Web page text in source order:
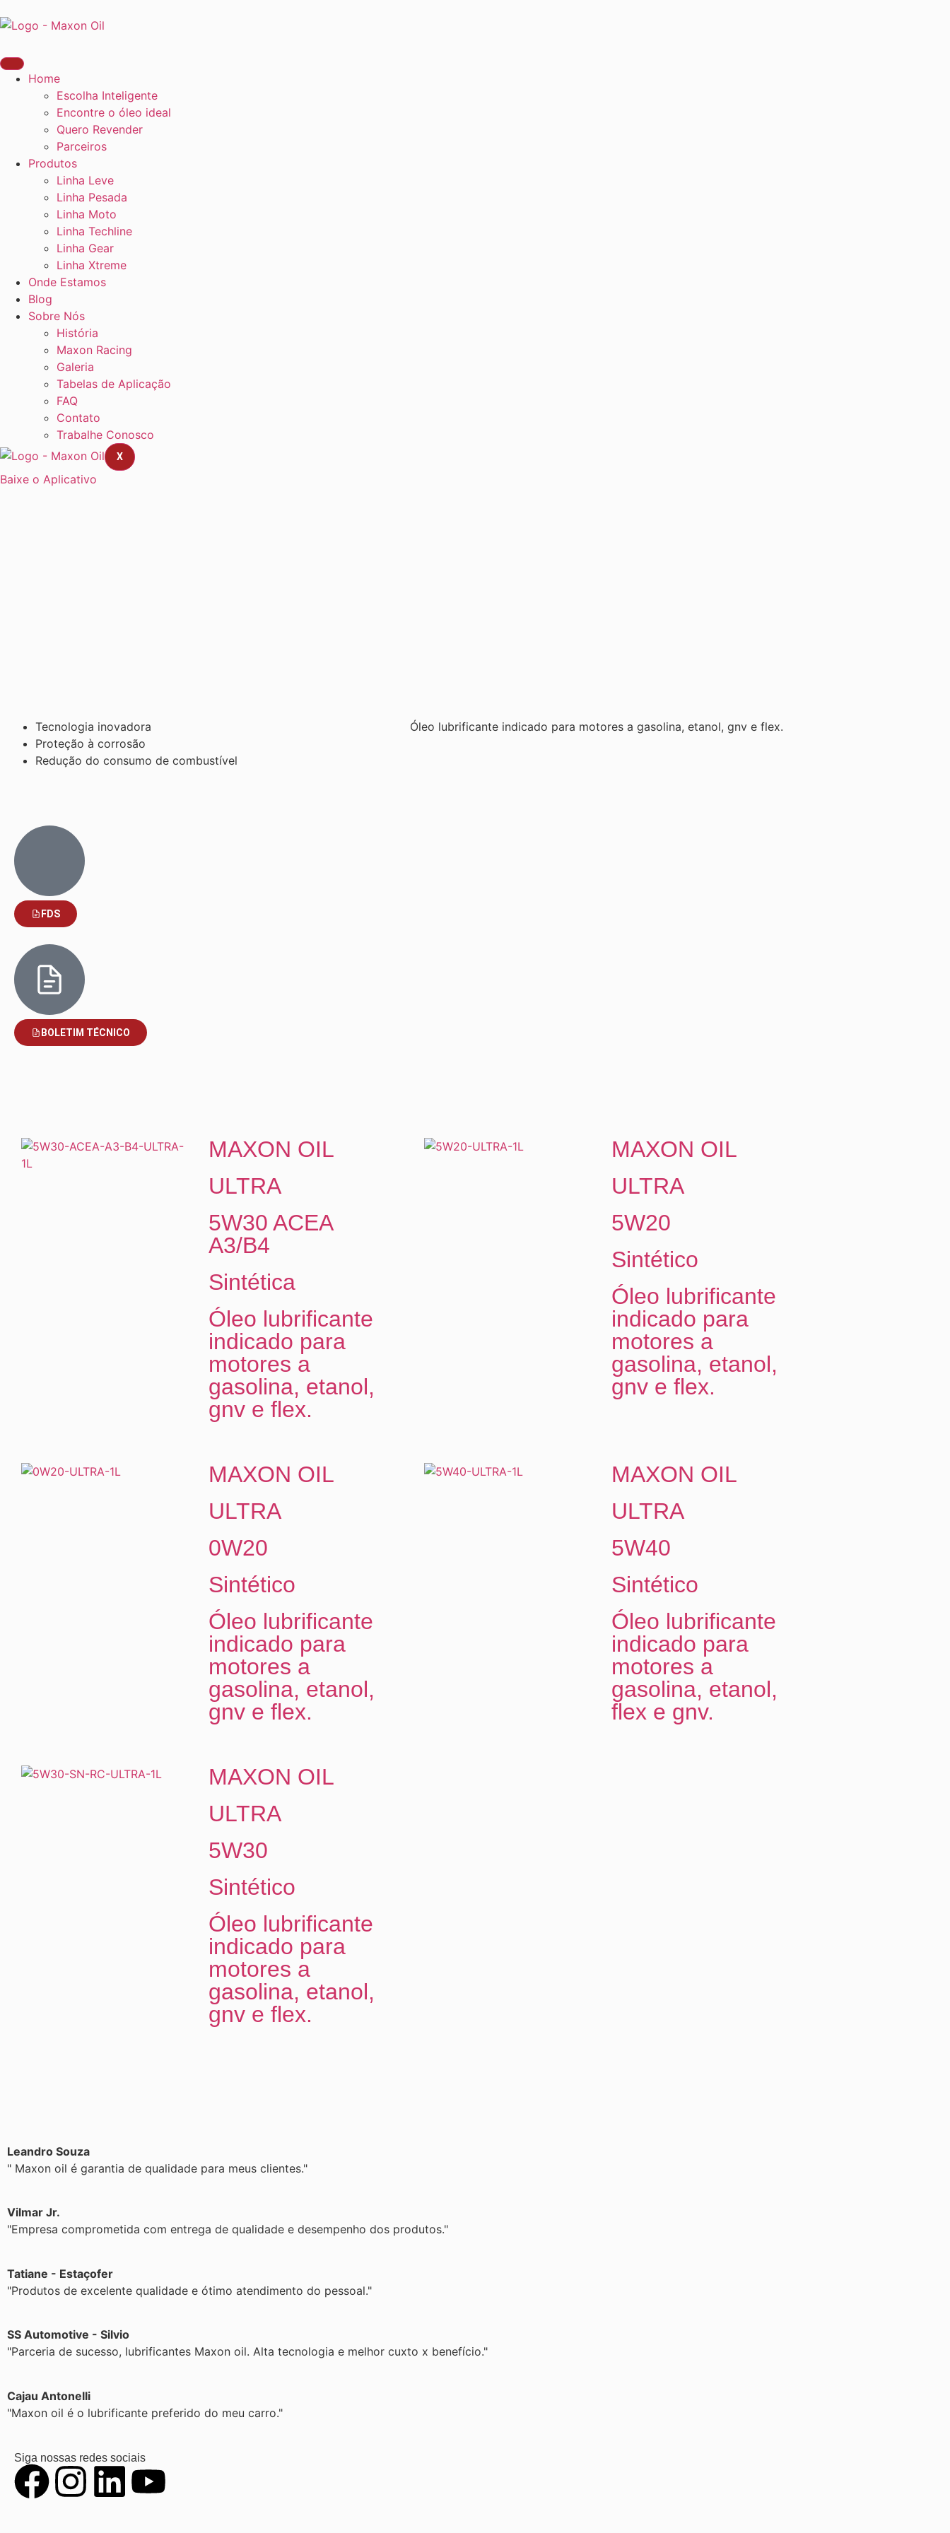
Home
Escolha Inteligente
Encontre o óleo ideal
Quero Revender
Parceiros
Produtos
Linha Leve
Linha Pesada
Linha Moto
Linha Techline
Linha Gear
Linha Xtreme
Onde Estamos
Blog
Sobre Nós
História
Maxon Racing
Galeria
Tabelas de Aplicação
FAQ
Contato
Trabalhe Conosco
X
Baixe o Aplicativo
Tecnologia inovadora
Proteção à corrosão
Redução do consumo de combustível
Óleo lubrificante indicado para motores a gasolina, etanol, gnv e flex.
FDS
BOLETIM TÉCNICO
MAXON OIL
ULTRA
5W30 ACEA
A3/B4
Sintética
Óleo lubrificante
indicado para
motores a
gasolina, etanol,
gnv e flex.
MAXON OIL
ULTRA
5W20
Sintético
Óleo lubrificante
indicado para
motores a
gasolina, etanol,
gnv e flex.
MAXON OIL
ULTRA
0W20
Sintético
Óleo lubrificante
indicado para
motores a
gasolina, etanol,
gnv e flex.
MAXON OIL
ULTRA
5W40
Sintético
Óleo lubrificante
indicado para
motores a
gasolina, etanol,
flex e gnv.
MAXON OIL
ULTRA
5W30
Sintético
Óleo lubrificante
indicado para
motores a
gasolina, etanol,
gnv e flex.
Leandro Souza
" Maxon oil é garantia de qualidade para meus clientes."
Vilmar Jr.
"Empresa comprometida com entrega de qualidade e desempenho dos produtos."
Tatiane - Estaçofer
"Produtos de excelente qualidade e ótimo atendimento do pessoal."
SS Automotive - Silvio
"Parceria de sucesso, lubrificantes Maxon oil. Alta tecnologia e melhor cuxto x benefício."
Cajau Antonelli
"Maxon oil é o lubrificante preferido do meu carro."
Siga nossas redes sociais